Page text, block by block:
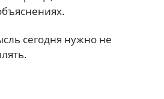
сегодня нужно не